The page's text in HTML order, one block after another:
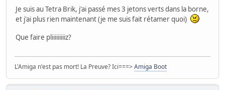
Je suis au Tetra Brik, j'ai passé mes 3 jetons verts dans la borne,
et j'ai plus rien maintenant (je me suis fait rétamer quoi)
Que faire pliiiiiiiiiz?
L'Amiga n'est pas mort! La Preuve? Ici===> Amiga Boot